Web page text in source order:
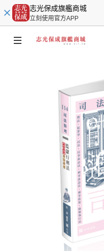
志光保成旗艦商城
立刻使用官方APP